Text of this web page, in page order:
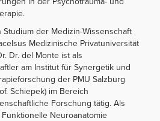
Studium der Medizin-Wissenschaft
Medizinische Privatuniversität
Dr. del Monte ist als
am Institut für Synergetik und
der PMU Salzburg
Schiepek) im Bereich
Forschung tätig. Als
Neuroanatomie